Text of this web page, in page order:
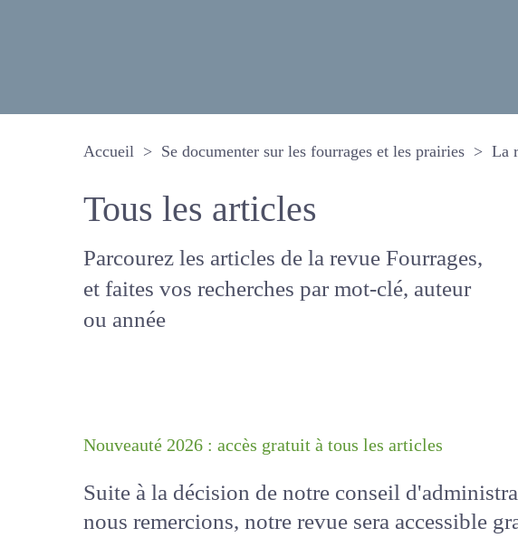
Accueil Se documenter sur les fourrages et les prairies
Tous les articles
Parcourez les articles de la revue
Fourrages, et faites vos recherches par
mot-clé, auteur ou année
Suite à la décision de notre conseil
nous remercions, notre revue sera accessible
!